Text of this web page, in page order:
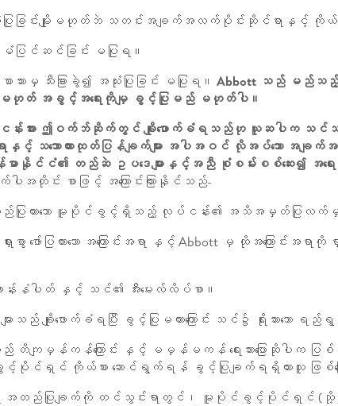
းပြုခြင်းမျိုးမဟုတ်ဘဲ သတင်းအချက်အလက်ပိုင်းဆိုင်ရာနှင့် ကို
ြင်ဆင်ခြင်း မပြုရ။
မှ သီးခြားခွဲ၍ အသုံးပြုခြင်း မပြုရ။ Abbott သည် မ
တ် အခွင့်အရေးကိုမျှ ခွင့်ပြုမည် မဟုတ်ပါ။
အား ဤဝက်ဘ်ဆိုက်တွင် ချိုးဖောက်ခံရသည်ဟု ယူဆပါက သင်သည်
င့် သဘောထားထုတ်ပြန်ချက်များ အပါအဝင် လိုအပ်သော အချက်အလက်
မာနိုင်ငံ၏ တည်ဆဲ ဥပဒေများနှင့်အညီ စုံစမ်းစစ်ဆေး၍ အ
အတိုင်း စာဖြင့် အကြောင်းကြားနိုင်သည်-
ပြုထားသော မူပိုင်ခွင့်ရှိသည့် လုပ်ငန်း၏ အသိအမှတ်ပြုလက်
ဖော်ပြထားသော အကြောင်းအရာ နှင့် Abbott မှ ထိုအကြောင်းအရာ
ပါတ် နှင့် သင်၏ အီးမေးလ်လိပ်စာ။
းသည် ချိုးဖောက်ခံရပြီး ခွင့်ပြုမထားကြောင်း သင်၌ ရိုးသားသေ
တိကျမှန်ကန်ကြောင်း နှင့် မမှန်မကန် ရေးသားပြောဆိုပ
ကိုယ်စား ဆောင်ရွက်ရန် ခွင့်ပြုချက်ရရှိထားသူ ဖြစ်ကြော
ရာ အတည်ပြုချက်ကို တင်သွင်းရာတွင်၊ မူပိုင်ခွင့်ပိုင်ရှ